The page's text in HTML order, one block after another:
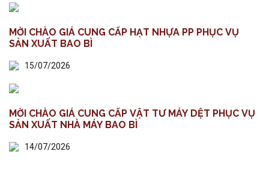
MỜI CHÀO GIÁ CUNG CẤP HẠT NHỰA PP PHỤC VỤ
SẢN XUẤT BAO BÌ
15/07/2026
MỜI CHÀO GIÁ CUNG CẤP VẬT TƯ MÁY DỆT PHỤC VỤ
SẢN XUẤT NHÀ MÁY BAO BÌ
14/07/2026